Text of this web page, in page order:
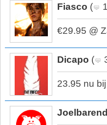
Fiasco (
€29.95 @
Dicapo (
23.95 nu